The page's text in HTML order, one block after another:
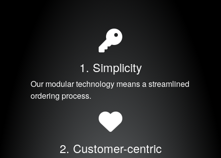
1. Simplicity
Our modular technology means a streamlined
ordering process.
2. Customer-centric